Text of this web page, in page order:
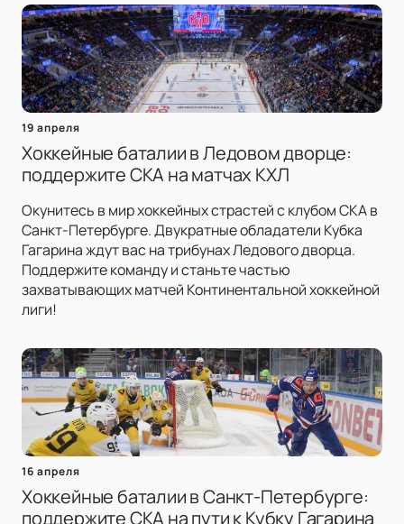
19 апреля
Хоккейные баталии в Ледовом дворце:
поддержите СКА на матчах КХЛ
Окунитесь в мир хоккейных страстей с клубом СКА в
Санкт-Петербурге. Двукратные обладатели Кубка
Гагарина ждут вас на трибунах Ледового дворца.
Поддержите команду и станьте частью
захватывающих матчей Континентальной хоккейной
лиги!
16 апреля
Хоккейные баталии в Санкт-Петербурге:
поддержите СКА на пути к Кубку Гагарина